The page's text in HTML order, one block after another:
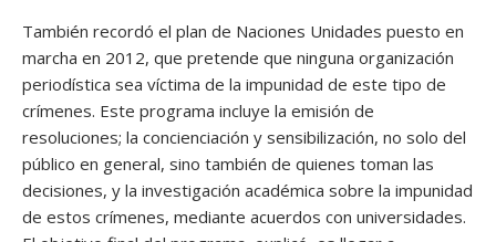
También recordó el plan de Naciones Unidades puesto en
marcha en 2012, que pretende que ninguna organización
periodística sea víctima de la impunidad de este tipo de
crímenes. Este programa incluye la emisión de
resoluciones; la concienciación y sensibilización, no solo del
público en general, sino también de quienes toman las
decisiones, y la investigación académica sobre la impunidad
de estos crímenes, mediante acuerdos con universidades.